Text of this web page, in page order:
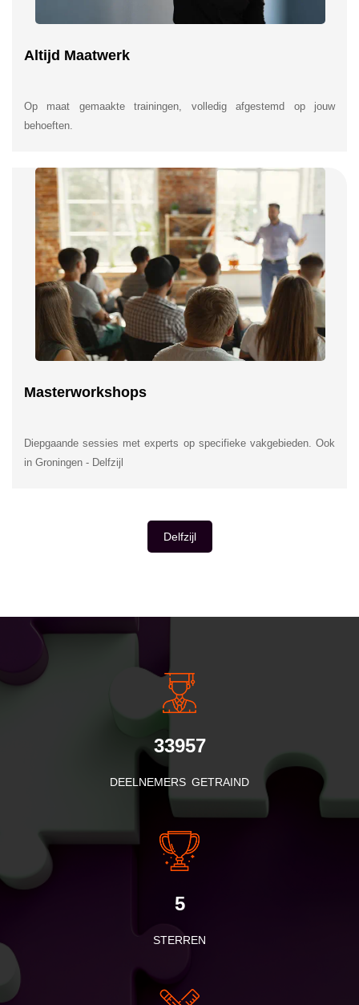
Altijd Maatwerk
Op maat gemaakte trainingen, volledig afgestemd op jouw
behoeften.
Masterworkshops
Diepgaande sessies met experts op specifieke vakgebieden. Ook
in Groningen - Delfzijl
Delfzijl
INSIDE INFORMATIE
33957
DEELNEMERS GETRAIND
5
STERREN